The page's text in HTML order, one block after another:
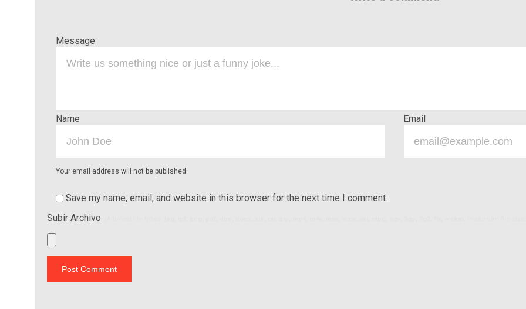
Message
Name Email
Your email address will not be published.
Save my name, email, and website in this browser for the next time I comment.
Subir Archivo